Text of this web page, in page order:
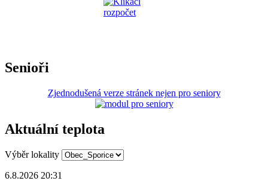
Senioři
Zjednodušená verze stránek nejen pro seniory
Aktuální teplota
Výběr lokality
6.8.2026 20:31